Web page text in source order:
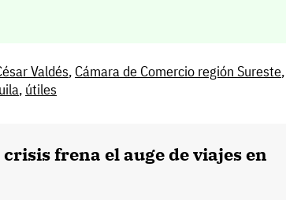
Valdés, Cámara de Comercio región Sureste,
, útiles
frena el auge de viajes en